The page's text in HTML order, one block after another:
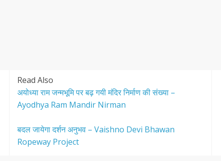
Read Also
अयोध्या राम जन्मभूमि पर बढ़ गयी मंदिर निर्माण की संख्या –
Ayodhya Ram Mandir Nirman
बदल जायेगा दर्शन अनुभव – Vaishno Devi Bhawan
Ropeway Project